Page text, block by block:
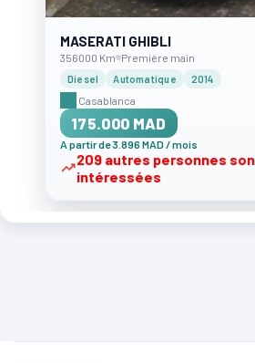
MASERATI GHIBLI
356000 Km Première main
Diesel Automatique 2014
Casablanca
175.000 MAD
A partir de 3.896 MAD / mois
209 autres personnes
intéressées